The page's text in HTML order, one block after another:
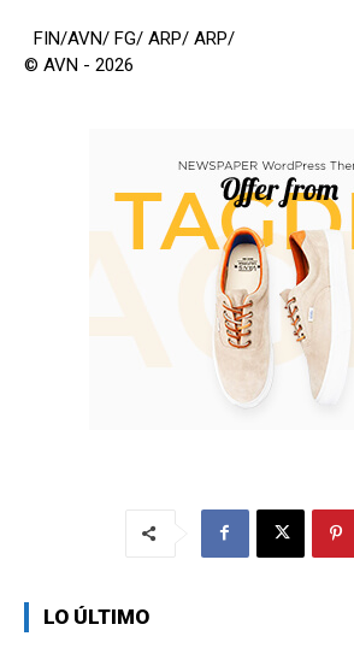
FIN/AVN/ FG/ ARP/ ARP/
© AVN - 2026
LO ÚLTIMO